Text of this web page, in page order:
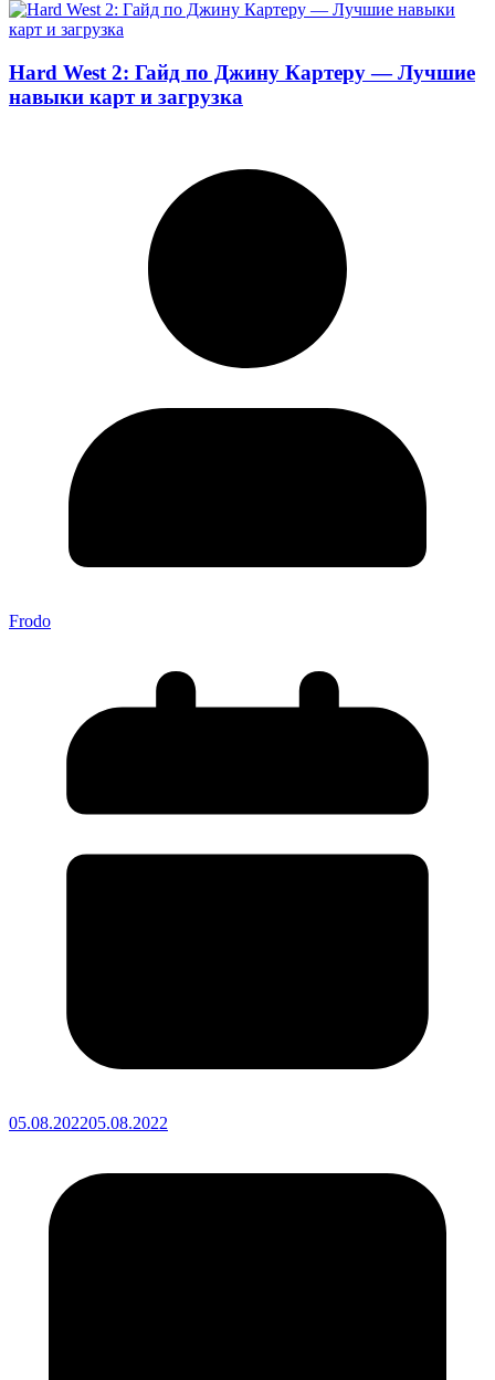
Hard West 2: Гайд по Джину Картеру — Лучшие
навыки карт и загрузка
Frodo
05.08.202205.08.2022